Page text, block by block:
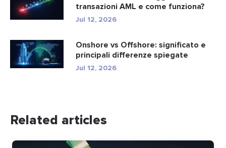
transazioni AML e come funziona?
Jul 12, 2026
Onshore vs Offshore: significato e
principali differenze spiegate
Jul 12, 2026
Related articles